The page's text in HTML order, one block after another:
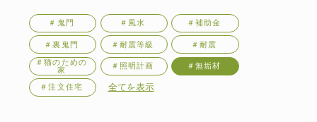
＃鬼門 ＃風水 ＃補助金
＃裏鬼門 ＃耐震等級 ＃耐震
＃猫のための
家
＃照明計画 ＃無垢材
＃注文住宅 全てを表示